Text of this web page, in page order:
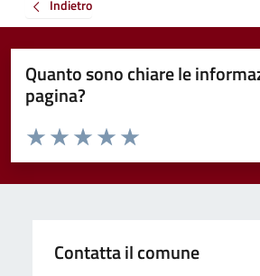
Indietro
Quanto sono chiare le
pagina?
Valuta da 1 a 5 stelle la pagina
Valuta 5 stelle su 5
Valuta 4 stelle su 5
Valuta 3 stelle su 5
Valuta 2 stelle su 5
Valuta 1 stelle su 5
Contatta il comune